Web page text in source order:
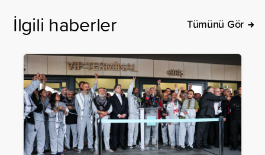
İlgili haberler Tümünü Gör